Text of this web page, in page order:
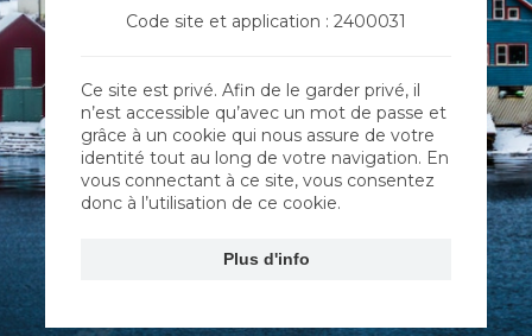
Code site et application : 2400031
Ce site est privé. Afin de le garder privé, il
n’est accessible qu’avec un mot de passe et
grâce à un cookie qui nous assure de votre
identité tout au long de votre navigation. En
vous connectant à ce site, vous consentez
donc à l’utilisation de ce cookie.
Plus d'info